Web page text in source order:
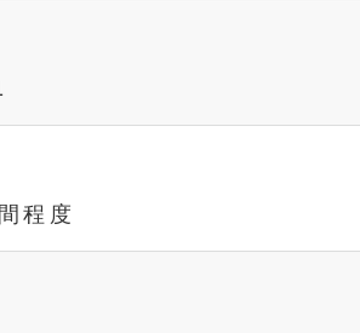
程度